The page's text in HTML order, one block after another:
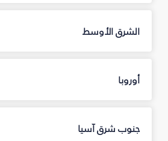
الشرق الأوسط
أوروبا
جنوب شرق آسيا